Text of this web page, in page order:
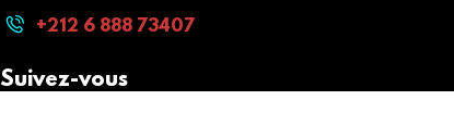
+212 6 888 73407
Suivez-vous